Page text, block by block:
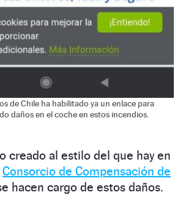
de Chile ha habilitado ya un enlace para
daños en el coche en estos incendios.
creado al estilo del que hay en
Consorcio de Compensación de
hacen cargo de estos daños.